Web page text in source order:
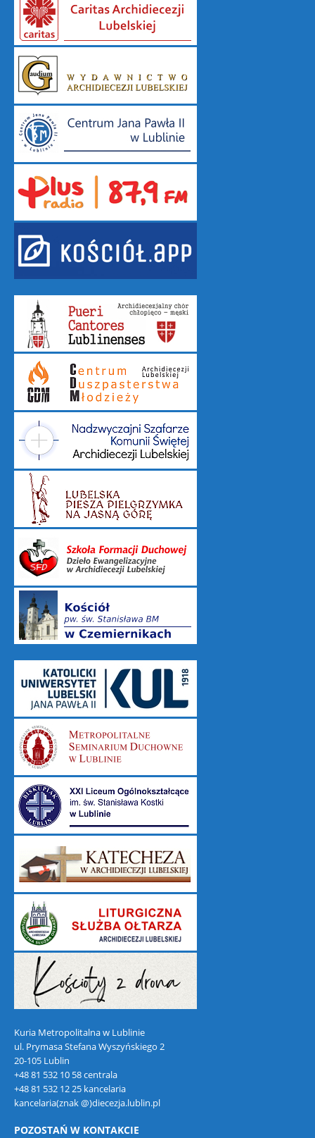
Kuria Metropolitalna w Lublinie
ul. Prymasa Stefana Wyszyńskiego 2
20-105 Lublin
+48 81 532 10 58 centrala
+48 81 532 12 25 kancelaria
kancelaria(znak @)diecezja.lublin.pl
POZOSTAŃ W KONTAKCIE